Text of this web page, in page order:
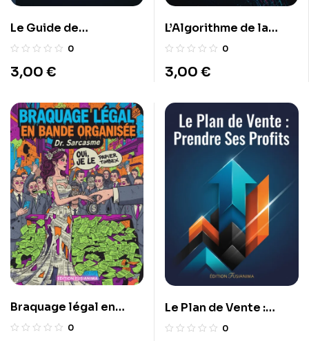
Le Guide de
l’Expatriation Fiscale :
payer d’impôts
0
3,00 €
L’Algorithme de la
Fortune : Maîtriser l’IA
revenus passifs en
0
3,00 €
Braquage légal en
bande organisée
0
Le Plan de Vente :
Prendre Ses Profits
0